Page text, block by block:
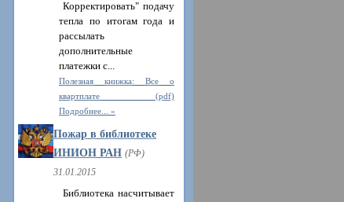
Корректировать" подачу
тепла по итогам года и
рассылать
дополнительные
платежки с...
Полезная книжка: Все о
квартплате (pdf)
Подробнее...
Пожар в библиотеке
ИНИОН РАН (РФ)
31.01.2015
Библиотека насчитывает